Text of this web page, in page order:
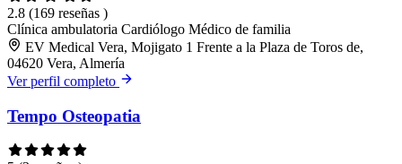
2.8 (169 reseñas )
Clínica ambulatoria Cardiólogo Médico de familia
EV Medical Vera, Mojigato 1 Frente a la Plaza de Toros de,
04620 Vera, Almería
Ver perfil completo
Tempo Osteopatia